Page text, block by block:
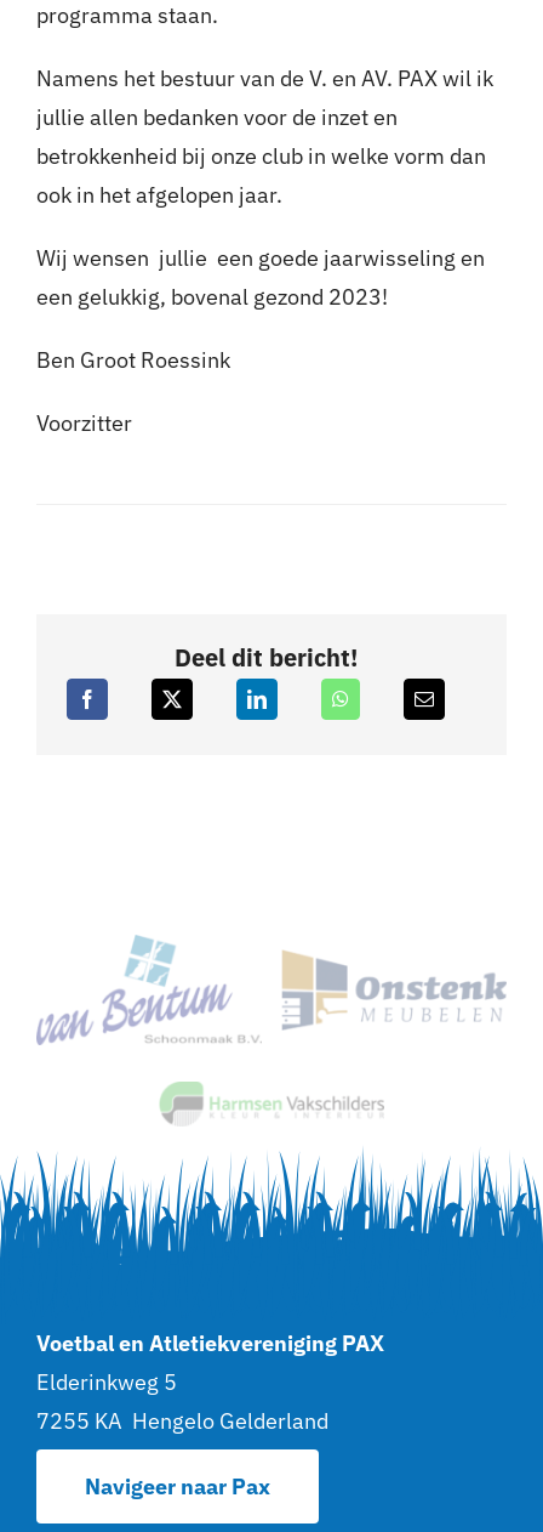
programma staan.
Namens het bestuur van de V. en AV. PAX wil ik
jullie allen bedanken voor de inzet en
betrokkenheid bij onze club in welke vorm dan
ook in het afgelopen jaar.
Wij wensen jullie een goede jaarwisseling en
een gelukkig, bovenal gezond 2023!
Ben Groot Roessink
Voorzitter
Deel dit bericht!
Voetbal en Atletiekvereniging PAX
Elderinkweg 5
7255 KA Hengelo Gelderland
Navigeer naar Pax